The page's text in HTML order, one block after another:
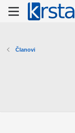
Članovi